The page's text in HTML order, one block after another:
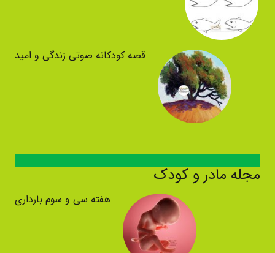
قصه کودکانه صوتی زندگی‌ و امید
مجله مادر و کودک
هفته سی و سوم بارداری